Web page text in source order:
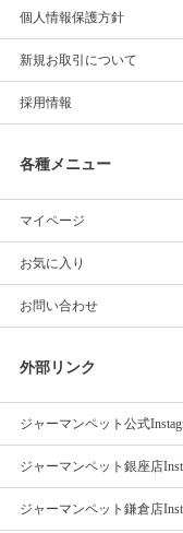
個人情報保護方針
新規お取引について
採用情報
各種メニュー
マイページ
お気に入り
お問い合わせ
外部リンク
ジャーマンペット公式
ジャーマンペット銀座店
ジャーマンペット鎌倉店